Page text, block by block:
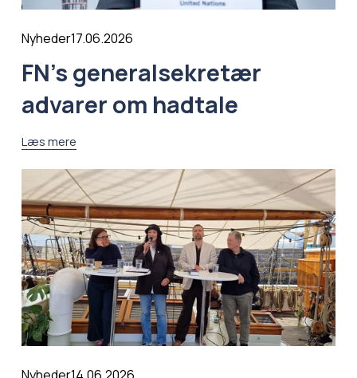
Nyheder17.06.2026
FN’s generalsekretær
advarer om hadtale
Læs mere